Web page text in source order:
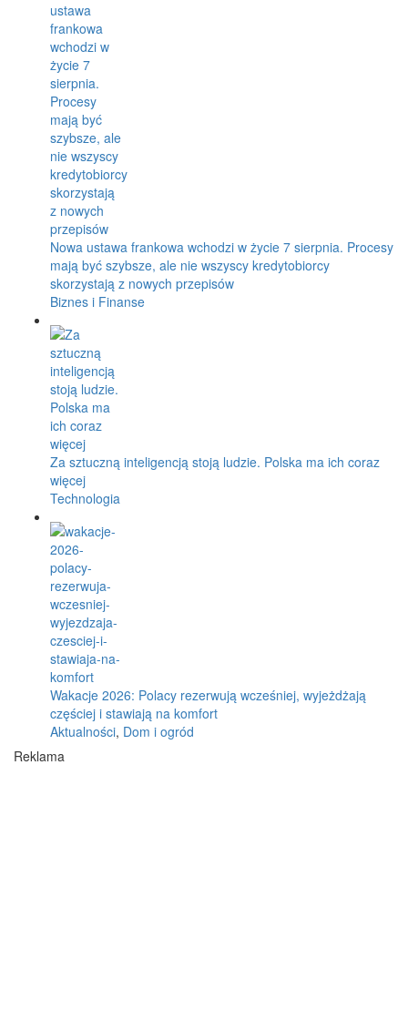
Nowa ustawa frankowa wchodzi w życie 7 sierpnia. Procesy
mają być szybsze, ale nie wszyscy kredytobiorcy
skorzystają z nowych przepisów
Biznes i Finanse
Za sztuczną inteligencją stoją ludzie. Polska ma ich coraz
więcej
Technologia
Wakacje 2026: Polacy rezerwują wcześniej, wyjeżdżają
częściej i stawiają na komfort
Aktualności, Dom i ogród
Reklama